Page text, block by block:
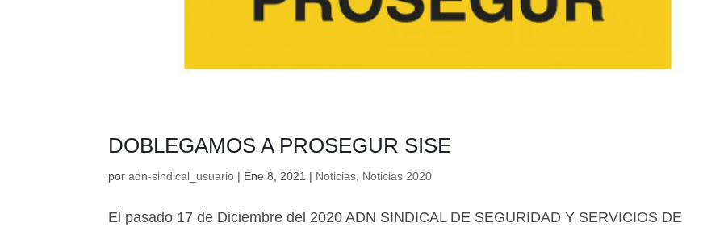
DOBLEGAMOS A PROSEGUR SISE
poradn-sindical_usuario | Ene 8, 2021 | Noticias Noticias 2020
El pasado 17 de Diciembre del 2020 ADN SINDICAL DE SEGURIDAD Y SERVICIOS DE